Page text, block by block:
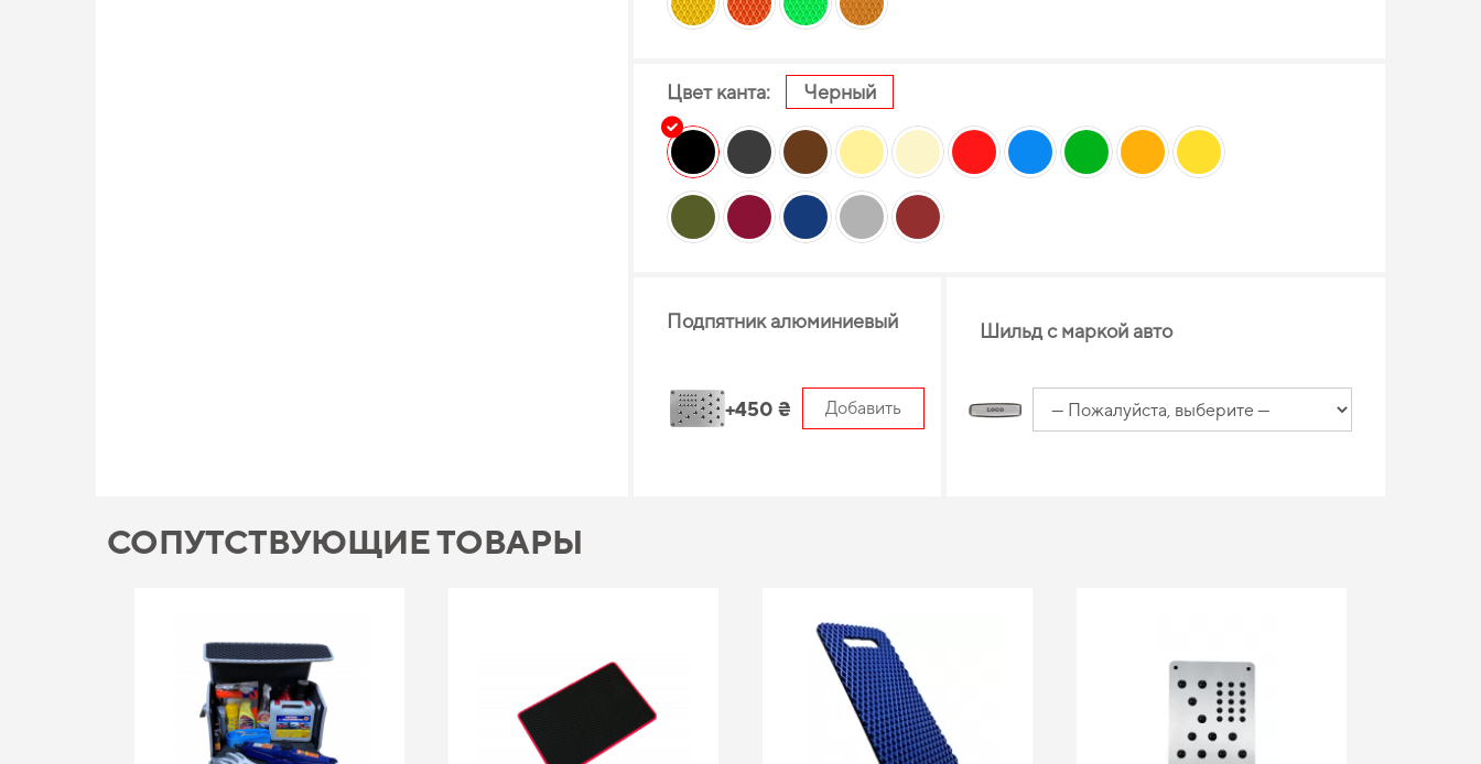
Цвет канта: Черный
Подпятник алюминиевый
+450 ₴ Добавить
Шильд с маркой авто
СОПУТСТВУЮЩИЕ ТОВАРЫ